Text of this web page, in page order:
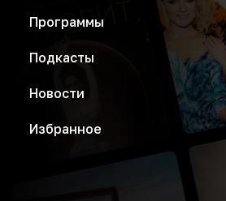
Программы
Подкасты
Новости
Избранное